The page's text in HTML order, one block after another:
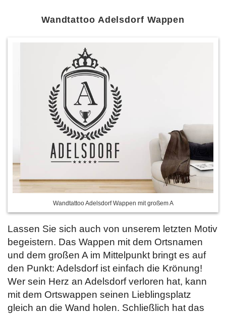
Wandtattoo Adelsdorf Wappen
Wandtattoo Adelsdorf Wappen mit großem A
Lassen Sie sich auch von unserem letzten Motiv
begeistern. Das Wappen mit dem Ortsnamen
und dem großen A im Mittelpunkt bringt es auf
den Punkt: Adelsdorf ist einfach die Krönung!
Wer sein Herz an Adelsdorf verloren hat, kann
mit dem Ortswappen seinen Lieblingsplatz
gleich an die Wand holen. Schließlich hat das